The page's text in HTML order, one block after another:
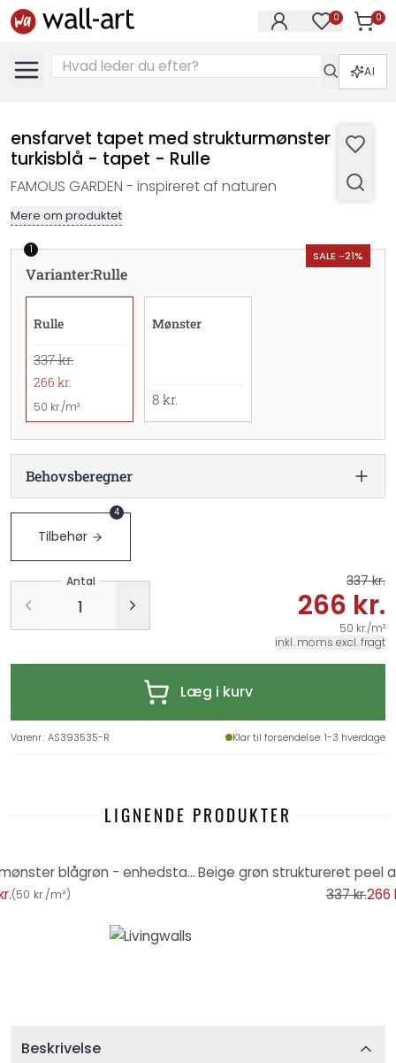
0 0
Varer
AI
ensfarvet tapet med strukturmønster
turkisblå - tapet - Rulle
FAMOUS GARDEN - inspireret af naturen
Mere om produktet
SALE -21%
1
Varianter:Rulle
Rulle
337 kr.
266 kr.
50 kr./m²
Mønster
8 kr.
Behovsberegner
Tilbehør
4
Antal 337 kr.
266 kr.
50 kr./m²
inkl. moms excl. fragt
Læg i kurv
Varenr.:AS393535-R Klar til forsendelse: 1-3 hverdage
LIGNENDE PRODUKTER
ensfarvet tapet med strukturmønster blågrøn - enhedstapet
(50 kr./m²) 337 kr.266
Beskrivelse